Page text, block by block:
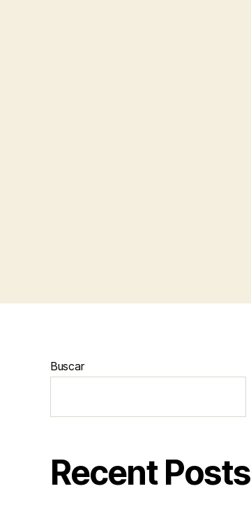
Buscar
Recent Posts